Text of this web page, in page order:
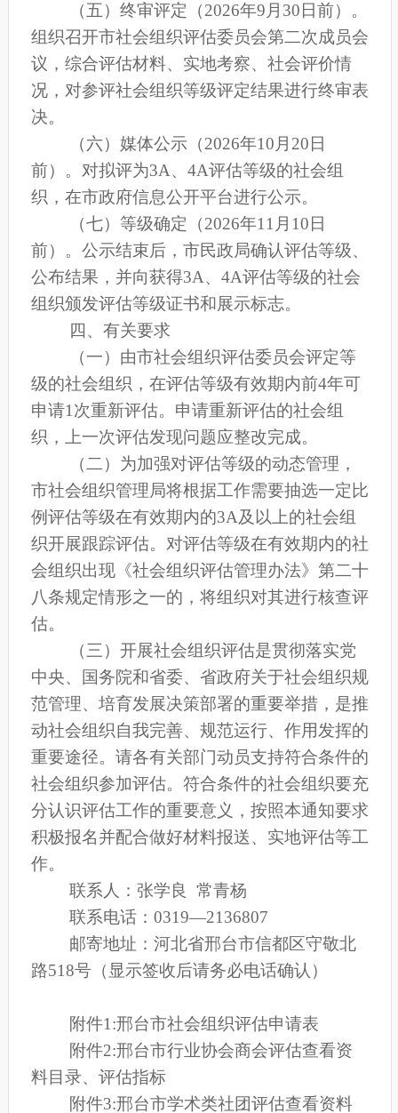
（五）终审评定（2026年9月30日前）。
组织召开市社会组织评估委员会第二次成员会
议，综合评估材料、实地考察、社会评价情
况，对参评社会组织等级评定结果进行终审表
决。
（六）媒体公示（2026年10月20日
前）。 对拟评为3A、4A评估等级的社会组
织，在市政府信息公开平台进行公示。
（七）等级确定（2026年11月10日
前）。 公示结束后，市民政局确认评估等级、
公布结果，并向获得3A、4A评估等级的社会
组织颁发评估等级证书和展示标志。
四、有关要求
（一）由市社会组织评估委员会评定等
级的社会组织，在评估等级有效期内前4年可
申请1次重新评估。申请重新评估的社会组
织，上一次评估发现问题应整改完成。
（二）为加强对评估等级的动态管理，
市社会组织管理局将根据工作需要抽选一定比
例评估等级在有效期内的3A及以上的社会组
织开展跟踪评估。对评估等级在有效期内的社
会组织出现《社会组织评估管理办法》第二十
八条规定情形之一的，将组织对其进行核查评
估。
（三）开展社会组织评估是贯彻落实党
中央、国务院和省委、省政府关于社会组织规
范管理、培育发展决策部署的重要举措，是推
动社会组织自我完善、规范运行、作用发挥的
重要途径。请各有关部门动员支持符合条件的
社会组织参加评估。符合条件的社会组织要充
分认识评估工作的重要意义，按照本通知要求
积极报名并配合做好材料报送、实地评估等工
作。
联系人：张学良 常青杨
联系电话：0319—2136807
邮寄地址：河北省邢台市信都区守敬北
路518号（显示签收后请务必电话确认）
附件1:邢台市社会组织评估申请表
附件2:邢台市行业协会商会评估查看资
料目录、评估指标
附件3:邢台市学术类社团评估查看资料